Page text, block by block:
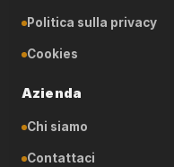
Politica sulla privacy
Cookies
Azienda
Chi siamo
Contattaci